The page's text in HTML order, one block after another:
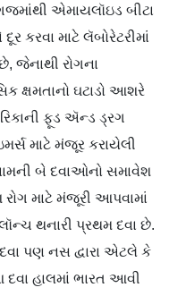
એમાયલૉઇડ બીટા
કરવા માટે લૅબોરેટરીમાં
જેનાથી રોગના
ક્ષમતાનો ઘટાડો આશરે
ફૂડ ઍન્ડ ડ્રગ
માટે મંજૂર કરાયેલી
બે દવાઓનો સમાવેશ
માટે મંજૂરી આપવામાં
થનારી પ્રથમ દવા છે.
પણ નસ દ્વારા એટલે કે
હાલમાં ભારત આવી